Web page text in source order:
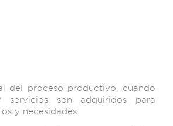
del proceso productivo, cuando
servicios son adquiridos para
y necesidades.